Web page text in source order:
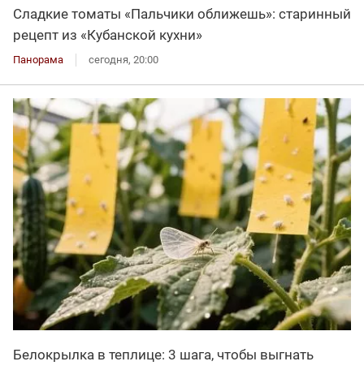
Сладкие томаты «Пальчики оближешь»: старинный
рецепт из «Кубанской кухни»
Панорама сегодня, 20:00
Белокрылка в теплице: 3 шага, чтобы выгнать